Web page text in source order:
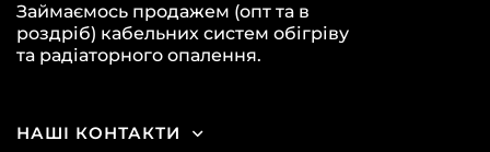
Займаємось продажем (опт та в
роздріб) кабельних систем обігріву
та радіаторного опалення.
НАШІ КОНТАКТИ